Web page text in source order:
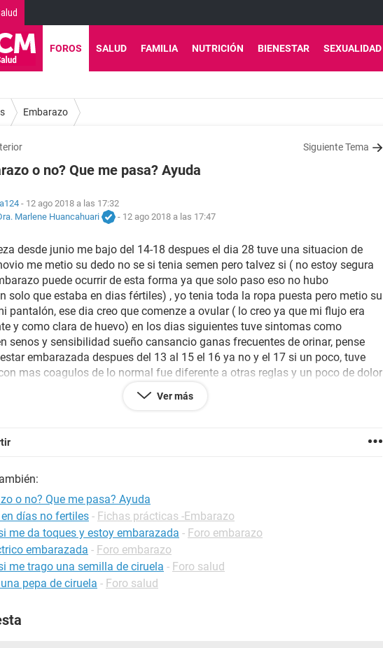
FOROS SALUD FAMILIA NUTRICIÓN BIENESTAR SEXUALIDAD
Embarazo
Siguiente Tema
o no? Que me pasa? Ayuda
- 12 ago 2018 a las 17:32
Marlene Huancahuari
- 12 ago 2018 a las 17:47
desde junio me bajo del 14-18 despues el dia 28 tuve una situacion de
me metio su dedo no se si tenia semen pero talvez si ( no estoy segura
puede ocurrir de esta forma ya que solo paso eso no hubo
solo que estaba en dias fértiles) , yo tenia toda la ropa puesta pero metio su
pantalón, ese dia creo que comenze a ovular ( lo creo ya que mi flujo era
y como clara de huevo) en los dias siguientes tuve sintomas como
senos y sensibilidad sueño cansancio ganas frecuentes de orinar, pense
embarazada despues del 13 al 15 el 16 ya no y el 17 si un poco, tuve
mas coagulos de lo normal fue diferente a otras reglas y un poco de dolor
que no parecia sangrado de implantación ni uba rrgla normal como las
Ver más
o no? Que me pasa? Ayuda
días no fertiles - Fichas prácticas -Embarazo
me da toques y estoy embarazada - Foro embarazo
embarazada - Foro embarazo
me trago una semilla de ciruela - Foro salud
pepa de ciruela - Foro salud